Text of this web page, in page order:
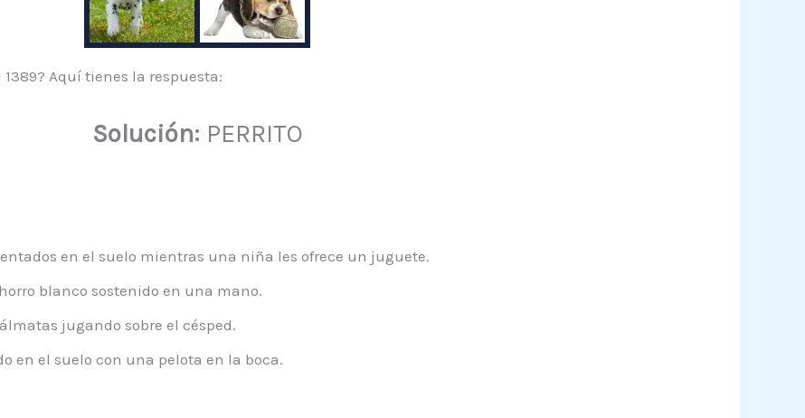
Aquí tienes la respuesta:
Solución: PERRITO
en el suelo mientras una niña les ofrece un juguete.
blanco sostenido en una mano.
jugando sobre el césped.
en el suelo con una pelota en la boca.